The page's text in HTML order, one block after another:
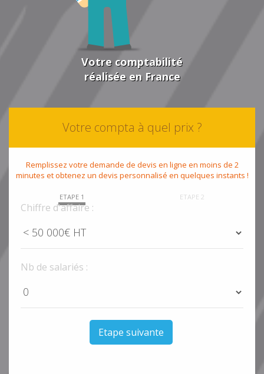
Votre comptabilité
réalisée en France
Votre compta à quel prix ?
Remplissez votre demande de devis en ligne en moins de 2
minutes et obtenez un devis personnalisé en quelques instants !
ETAPE 1 ETAPE 2
Chiffre d'affaire :
Nb de salariés :
Etape suivante